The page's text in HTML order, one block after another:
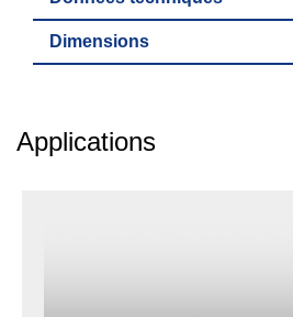
Dimensions
Applications